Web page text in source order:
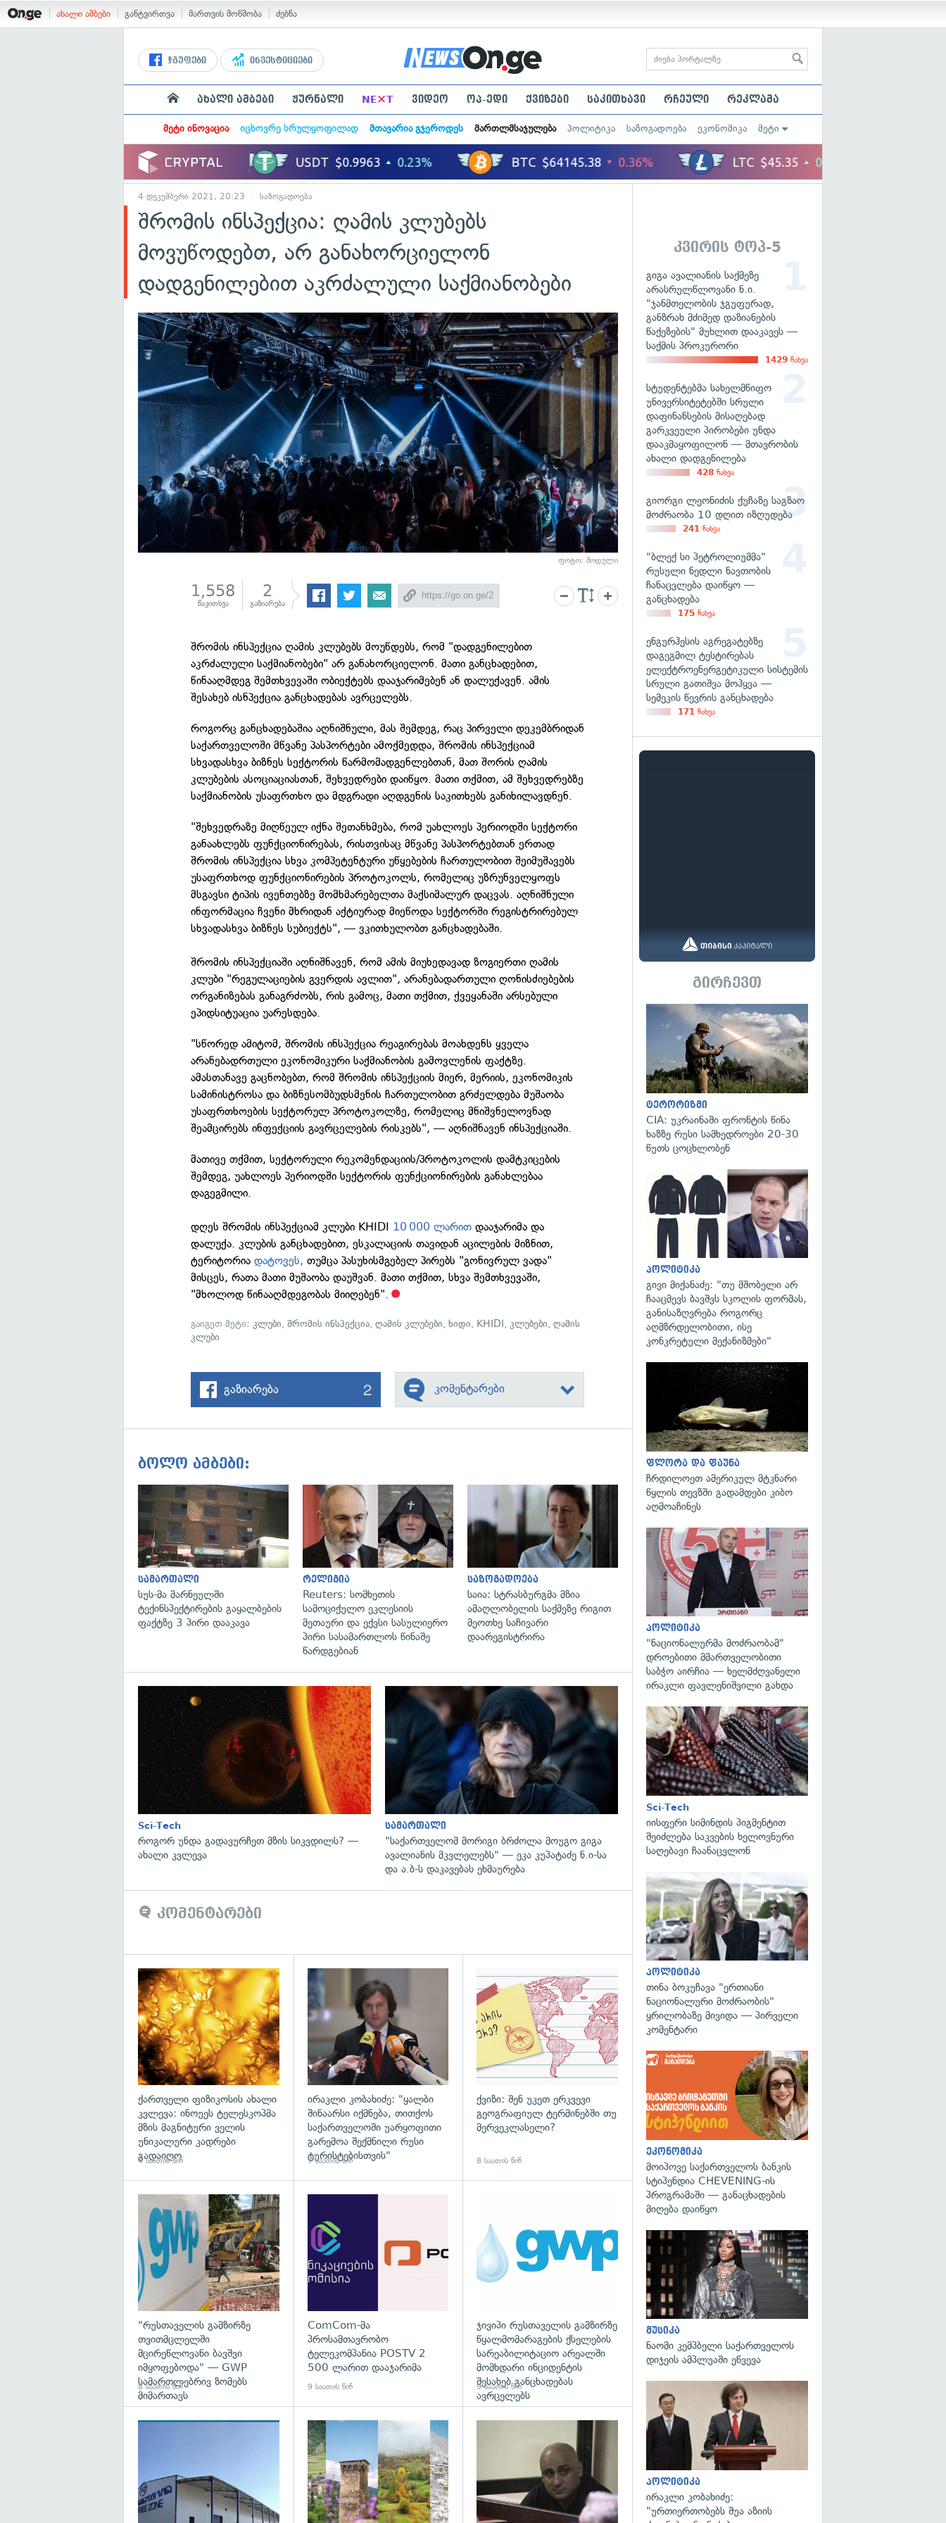
ახალი ამბები განტვირთვა მართვის მოწმობა ძებნა
ჯგუფები ინვესტიციები
ახალი ამბები ჟურნალი NE×T ვიდეო ოპ-ედი ქვიზები საკითხავი რჩეული რეკლამა
მეტი ინოვაცია იცხოვრე სრულყოფილად მთავარია გჯეროდეს მართლმსაჯულება პოლიტიკა საზოგადოება ეკონომიკა მეტი
4 დეკემბერი 2021, 20:23 საზოგადოება
შრომის ინსპექცია: ღამის კლუბებს
მოვუწოდებთ, არ განახორციელონ
დადგენილებით აკრძალული საქმიანობები
ფოტო: მოდული
1,558
წაკითხვა
2
გაზიარება
შრომის ინსპექცია ღამის კლუბებს მოუწდებს, რომ "დადგენილებით
აკრძალული საქმიანობები" არ განახორციელონ. მათი განცხადებით,
წინააღმდეგ შემთხვევაში ობიექტებს დააჯარიმებენ ან დალუქავენ. ამის
შესახებ ისნპექცია განცხადებას ავრცელებს.
როგორც განცხადებაშია აღნიშნული, მას შემდეგ, რაც პირველი დეკემბრიდან
საქართველოში მწვანე პასპორტები ამოქმედდა, შრომის ინსპექციამ
სხვადასხვა ბიზნეს სექტორის წარმომადგენლებთან, მათ შორის ღამის
კლუბების ასოციაციასთან, შეხვედრები დაიწყო. მათი თქმით, ამ შეხვედრებზე
საქმიანობის უსაფრთხო და მდგრადი აღდგენის საკითხებს განიხილავდნენ.
"შეხვედრაზე მიღწეულ იქნა შეთანხმება, რომ უახლოეს პერიოდში სექტორი
განაახლებს ფუნქციონირებას, რისთვისაც მწვანე პასპორტებთან ერთად
შრომის ინსპექცია სხვა კომპეტენტური უწყებების ჩართულობით შეიმუშავებს
უსაფრთხოდ ფუნქციონირების პროტოკოლს, რომელიც უზრუნველყოფს
მსგავსი ტიპის ივენთებზე მომხმარებელთა მაქსიმალურ დაცვას. აღნიშნული
ინფორმაცია ჩვენი მხრიდან აქტიურად მიეწოდა სექტორში რეგისტრირებულ
სხვადასხვა ბიზნეს სუბიექტს", — ვკითხულობთ განცხადებაში.
შრომის ინსპექციაში აღნიშნავენ, რომ ამის მიუხედავად ზოგიერთი ღამის
კლუბი "რეგულაციების გვერდის ავლით", არანებადართული ღონისძიებების
ორგანიზებას განაგრძობს, რის გამოც, მათი თქმით, ქვეყანაში არსებული
ეპიდსიტუაცია უარესდება.
"სწორედ ამიტომ, შრომის ინსპექცია რეაგირებას მოახდენს ყველა
არანებადრთული ეკონომიკური საქმიანობის გამოვლენის ფაქტზე.
ამასთანავე გაცნობებთ, რომ შრომის ინსპექციის მიერ, მერიის, ეკონომიკის
სამინისტროსა და ბიზნესომბუდსმენის ჩართულობით გრძელდება მუშაობა
უსაფრთხოების სექტორულ პროტოკოლზე, რომელიც მნიშვნელოვნად
შეამცირებს ინფექციის გავრცელების რისკებს", — აღნიშნავენ ინსპექციაში.
მათივე თქმით, სექტორული რეკომენდაციის/პროტოკოლის დამტკიცების
შემდეგ, უახლოეს პერიოდში სექტორის ფუნქციონირების განახლებაა
დაგეგმილი.
დღეს შრომის ინსპექციამ კლუბი KHIDI 10 000 ლარით დააჯარიმა და
დალუქა. კლუბის განცხადებით, ესკალაციის თავიდან აცილების მიზნით,
ტერიტორიადატოვეს, თუმცა პასუხისმგებელ პირებს "გონივრულ ვადა"
მისცეს, რათა მათი მუშაობა დაუშვან. მათი თქმით, სხვა შემთხვევაში,
"მხოლოდ წინააღმდეგობას მიიღებენ".
გაიგეთ მეტი:კლუბი,შრომის ინსპექცია,ღამის კლუბები,ხიდი, KHIDI,კლუბები,ღამის
კლუბი
გაზიარება 2 კომენტარები
ბოლო ამბები:
გადახედვა
სამართალი
სუს-მა მარნეულში
ტექინსპექტირების გაყალბების
ფაქტზე 3 პირი დააკავა
გადახედვა
რელიგია
Reuters: სომხეთის
სამოციქულო ეკლესიის
მეთაური და ექვსი სასულიერო
პირი სასამართლოს წინაშე
წარდგებიან
გადახედვა
საზოგადოება
საია: სტრასბურგმა მზია
ამაღლობელის საქმეზე რიგით
მეოთხე საჩივარი
დაარეგისტრირა
გადახედვა
Sci-Tech
როგორ უნდა გადავურჩეთ მზის სიკვდილს? —
ახალი კვლევა
სამართალი
"საქართველომ მორიგი ბრძოლა მოუგო გიგა
ავალიანის მკვლელებს" — ეკა კუპატაძე ნ.ი-სა
და ა.ბ-ს დაკავებას ეხმაურება
კომენტარები
გადახედვა
ქართველი ფიზიკოსის ახალი
კვლევა: ინოუეს ტელესკოპმა
მზის მაგნიტური ველის
უნიკალური კადრები
გადაიღო
4 საათის წინ
გადახედვა
ირაკლი კობახიძე: "ყალბი
შინაარსი იქმნება, თითქოს
საქართველოში უარყოფითი
გარემოა შექმნილი რუსი
ტურისტებისთვის"
7 საათის წინ
ქვიზი: შენ უკეთ ერკვევი
გეოგრაფიულ ტერმინებში თუ
მერვეკლასელი?
8 საათის წინ
"რუსთაველის გამზირზე
თვითმცლელში
მცირეწლოვანი ბავშვი
იმყოფებოდა" — GWP
სამართლებრივ ზომებს
მიმართავს
8 საათის წინ
ComCom-მა
პროსამთავრობო
ტელეკომპანია POSTV 2
500 ლარით დააჯარიმა
9 საათის წინ
ჯივიპი რუსთაველის გამზირზე
წყალმომარაგების ქსელების
სარეაბილიტაციო არეალში
მომხდარი ინციდენტის
შესახებ განცხადებას
ავრცელებს
9 საათის წინ
გადახედვა გადახედვა
კვირის ტოპ-5
გიგა ავალიანის საქმეზე
არასრულწლოვანი ნ.ი.
"ჯანმთელობის ჯგუფურად,
განზრახ მძიმედ დაზიანების
წაქეზების" მუხლით დააკავეს —
საქმის პროკურორი
1429 ნახვა
სტუდენტებმა სახელმწიფო
უნივერსიტეტებში სრული
დაფინანსების მისაღებად
გარკვეული პირობები უნდა
დააკმაყოფილონ — მთავრობის
ახალი დადგენილება
428 ნახვა
გიორგი ლეონიძის ქუჩაზე საგზაო
მოძრაობა 10 დღით იზღუდება
241 ნახვა
"ბლექ სი პეტროლიუმმა"
რუსული ნედლი ნავთობის
ჩანაცვლება დაიწყო —
განცხადება
175 ნახვა
ენგურჰესის აგრეგატებზე
დაგეგმილ ტესტირებას
ელექტროენერგეტიკული სისტემის
სრული გათიშვა მოჰყვა —
სემეკის წევრის განცხადება
171 ნახვა
გირჩევთ
ტერორიზმი
CIA: უკრაინაში ფრონტის წინა
ხაზზე რუსი სამხედროები 20-30
წუთს ცოცხლობენ
პოლიტიკა
გივი მიქანაძე: "თუ მშობელი არ
ჩააცმევს ბავშვს სკოლის ფორმას,
განისაზღვრება როგორც
აღმზრდელობითი, ისე
კონკრეტული მექანიზმები"
ფლორა და ფაუნა
ჩრდილოეთ ამერიკულ მტკნარი
წყლის თევზში გადამდები კიბო
აღმოაჩინეს
პოლიტიკა
"ნაციონალურმა მოძრაობამ"
დროებითი მმართველობითი
საბჭო აირჩია — ხელმძღვანელი
ირაკლი ფავლენიშვილი გახდა
Sci-Tech
იისფერი სიმინდის პიგმენტით
შეიძლება საკვების ხელოვნური
საღებავი ჩაანაცვლონ
პოლიტიკა
თინა ბოკუჩავა "ერთიანი
ნაციონალური მოძრაობის"
ყრილობაზე მივიდა — პირველი
კომენტარი
ეკონომიკა
მოიპოვე საქართველოს ბანკის
სტიპენდია CHEVENING-ის
პროგრამაში — განაცხადების
მიღება დაიწყო
მუსიკა
ნაომი კემპბელი საქართველოს
დიჯეის ამპლუაში ეწვევა
პოლიტიკა
ირაკლი კობახიძე:
"ურთიერთობებს შუა აზიის